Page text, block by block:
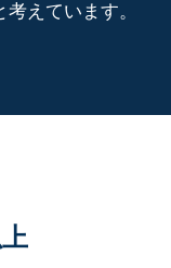
えています。